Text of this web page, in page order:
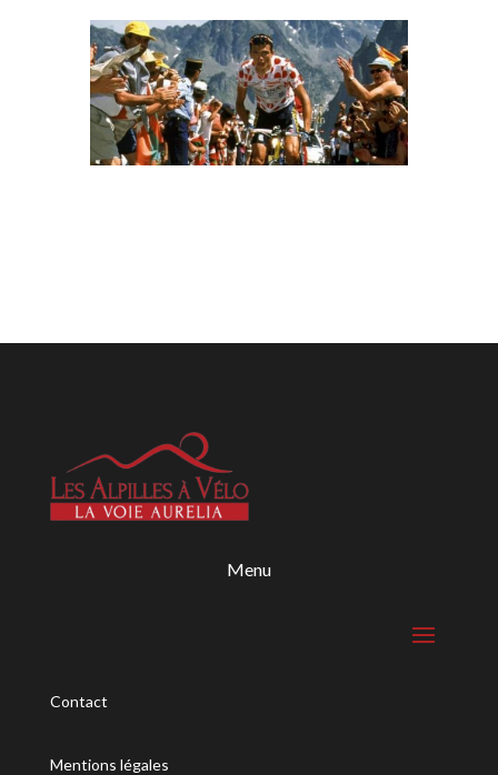
Menu
Contact
Mentions légales